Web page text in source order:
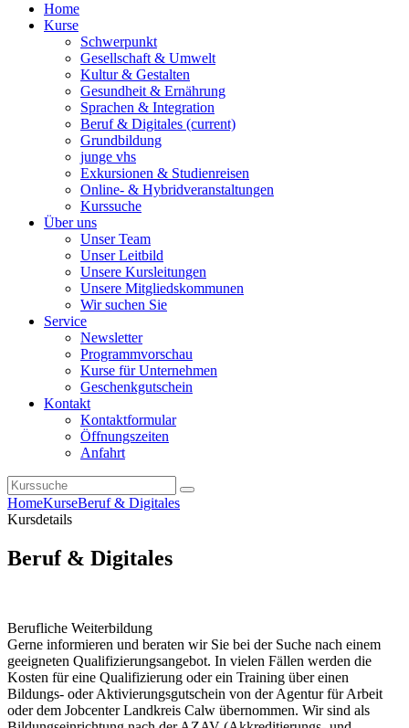
Home
Kurse
Schwerpunkt
Gesellschaft & Umwelt
Kultur & Gestalten
Gesundheit & Ernährung
Sprachen & Integration
Beruf & Digitales (current)
Grundbildung
junge vhs
Exkursionen & Studienreisen
Online- & Hybridveranstaltungen
Kurssuche
Über uns
Unser Team
Unser Leitbild
Unsere Kursleitungen
Unsere Mitgliedskommunen
Wir suchen Sie
Service
Newsletter
Programmvorschau
Kurse für Unternehmen
Geschenkgutschein
Kontakt
Kontaktformular
Öffnungszeiten
Anfahrt
HomeKurseBeruf & Digitales
Kursdetails
Beruf & Digitales
Berufliche Weiterbildung
Gerne informieren und beraten wir Sie bei der Suche nach einem
geeigneten Qualifizierungsangebot. In vielen Fällen werden die
Kosten für eine Qualifizierung oder ein Training über einen
Bildungs- oder Aktivierungsgutschein von der Agentur für Arbeit
oder dem Jobcenter Landkreis Calw übernommen. Wir sind als